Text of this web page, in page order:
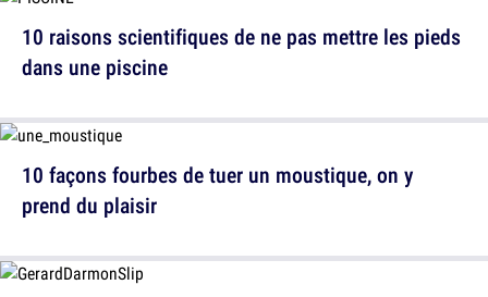
10 raisons scientifiques de ne pas mettre les pieds
dans une piscine
10 façons fourbes de tuer un moustique, on y
prend du plaisir